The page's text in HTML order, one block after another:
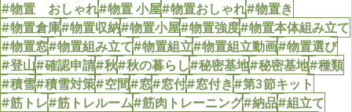
#物置 おしゃれ#物置 小屋#物置おしゃれ#物置き
#物置倉庫#物置収納#物置小屋#物置強度#物置本体組み立て
#物置窓#物置組み立て#物置組立#物置組立動画#物置選び
#登山#確認申請#秋#秋の暮らし#秘密基地#秘密基地#種類
#積雪#積雪対策#空間#窓#窓付#窓付き#第3節キット
#筋トレ#筋トレルーム#筋肉トレーニング#納品#組立て